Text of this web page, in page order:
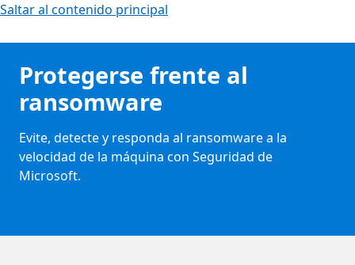
Saltar al contenido principal
Protegerse frente al
ransomware
Evite, detecte y responda al ransomware a la
velocidad de la máquina con Seguridad de
Microsoft.